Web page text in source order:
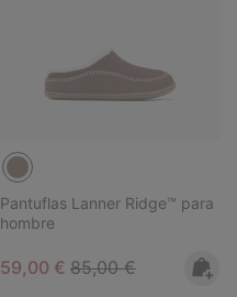
Pantuflas Lanner Ridge™ para
hombre
Sale price:
59,00 € Regular price:
85,00 €